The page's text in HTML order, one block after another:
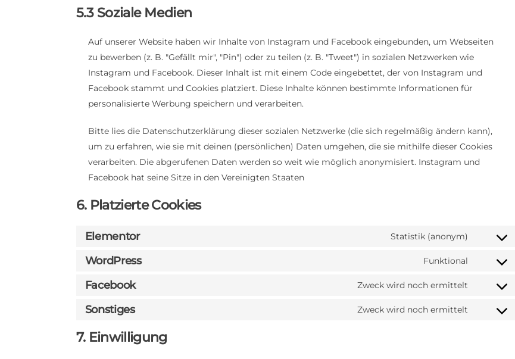
5.3 Soziale Medien
Auf unserer Website haben wir Inhalte von Instagram und Facebook eingebunden, um Webseiten
zu bewerben (z. B. "Gefällt mir", "Pin") oder zu teilen (z. B. "Tweet") in sozialen Netzwerken wie
Instagram und Facebook. Dieser Inhalt ist mit einem Code eingebettet, der von Instagram und
Facebook stammt und Cookies platziert. Diese Inhalte können bestimmte Informationen für
personalisierte Werbung speichern und verarbeiten.
Bitte lies die Datenschutzerklärung dieser sozialen Netzwerke (die sich regelmäßig ändern kann),
um zu erfahren, wie sie mit deinen (persönlichen) Daten umgehen, die sie mithilfe dieser Cookies
verarbeiten. Die abgerufenen Daten werden so weit wie möglich anonymisiert. Instagram und
Facebook hat seine Sitze in den Vereinigten Staaten
6. Platzierte Cookies
Elementor Statistik (anonym)
Consent
elementor
WordPress Funktional
Consent
wordpress
Facebook Zweck wird noch ermittelt
Consent
Sonstiges Zweck wird noch ermittelt
Consent
7. Einwilligung